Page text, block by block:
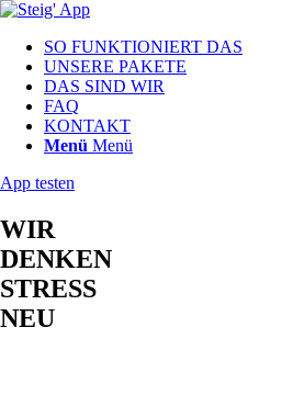
SO FUNKTIONIERT DAS
UNSERE PAKETE
DAS SIND WIR
FAQ
KONTAKT
Menü Menü
App testen
WIR
DENKEN
STRESS
NEU